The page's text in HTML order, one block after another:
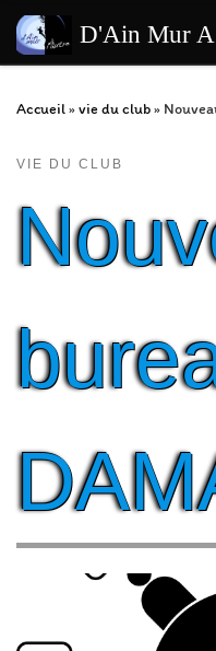
Passer au contenu
D'Ain Mur
Accueil»vie du club»
VIE DU CLUB